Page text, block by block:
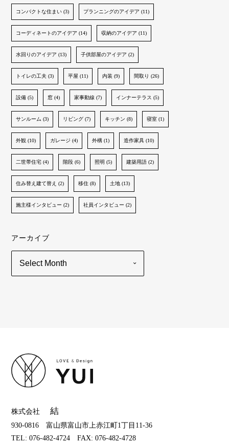
コンパクトな住まい (3) プランニングのアイデア (11)
コーディネートのアイデア (14) 収納のアイデア (11)
水回りのアイデア (13) 子供部屋のアイデア (2)
トイレの工夫 (3) 平屋 (11) 内装 (9) 間取り (26)
設備 (5) 窓 (4) 家事動線 (7) インナーテラス (5)
サンルーム (3) リビング (7) キッチン (8) 寝室 (1)
外観 (10) ガレージ (4) 外構 (1) 造作家具 (10)
二世帯住宅 (4) 階段 (6) 照明 (5) 建築用語 (2)
住み替え建て替え (2) 移住 (8) 土地 (13)
施主様インタビュー (2) 社員インタビュー (2)
アーカイブ
株式会社 結
930-0816 富山県富山市上赤江町1丁目11-36
TEL: 076-482-4724 FAX: 076-482-4728